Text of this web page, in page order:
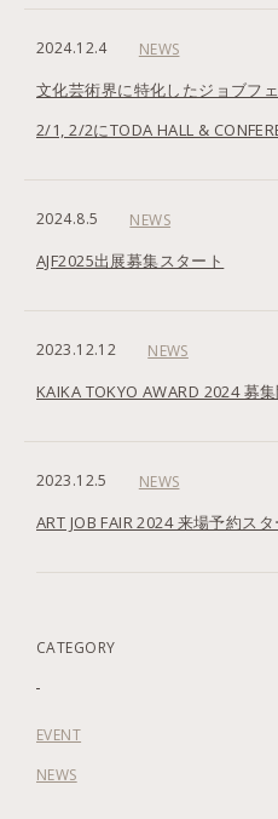
2024.12.4 NEWS
文化芸術界に特化したジョブフ
2/1, 2/2にTODA HALL &
2024.8.5 NEWS
AJF2025出展募集スタート
2023.12.12 NEWS
KAIKA TOKYO AWARD 2024 募
2023.12.5 NEWS
ART JOB FAIR 2024 来場予約スタ
CATEGORY
EVENT
NEWS